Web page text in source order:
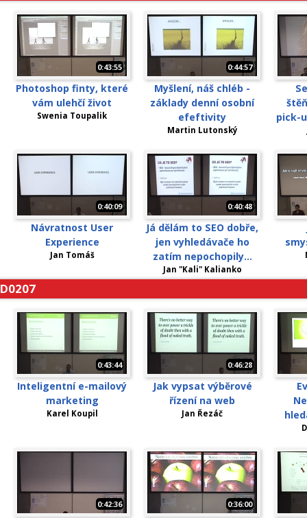
0:43:55
Photoshop finty, které
vám ulehčí život
Swenia Toupalik
0:44:57
Myšlení, náš chléb -
základy denní osobní
efeftivity
Martin Lutonský
pick-
0:40:09
Návratnost User
Experience
Jan Tomáš
0:40:48
Já dělám to SEO dobře,
jen vyhledávače ho
zatím nepochopily...
Jan "Kali" Kalianko
D0207
0:43:44
Inteligentní e-mailový
marketing
Karel Koupil
0:46:28
Jak vypsat výběrové
řízení na web
Jan Řezáč
0:42:36 0:36:00